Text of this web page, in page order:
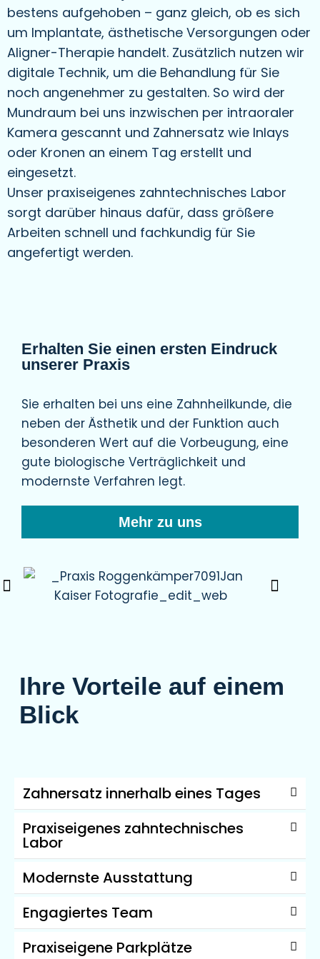
bestens aufgehoben – ganz gleich, ob es sich
um Implantate, ästhetische Versorgungen oder
Aligner-Therapie handelt. Zusätzlich nutzen wir
digitale Technik, um die Behandlung für Sie
noch angenehmer zu gestalten. So wird der
Mundraum bei uns inzwischen per intraoraler
Kamera gescannt und Zahnersatz wie Inlays
oder Kronen an einem Tag erstellt und
eingesetzt.
Unser praxiseigenes zahntechnisches Labor
sorgt darüber hinaus dafür, dass größere
Arbeiten schnell und fachkundig für Sie
angefertigt werden.
Erhalten Sie einen ersten Eindruck
unserer Praxis
Sie erhalten bei uns eine Zahnheilkunde, die
neben der Ästhetik und der Funktion auch
besonderen Wert auf die Vorbeugung, eine
gute biologische Verträglichkeit und
modernste Verfahren legt.
Mehr zu uns
Ihre Vorteile auf einem
Blick
Zahnersatz innerhalb eines Tages
Praxiseigenes zahntechnisches
Labor
Modernste Ausstattung
Engagiertes Team
Praxiseigene Parkplätze